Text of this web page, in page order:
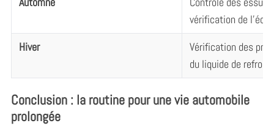
vérification de
Hiver
Vérification des
du liquide de
Conclusion : la routine pour une vie automobile
prolongée